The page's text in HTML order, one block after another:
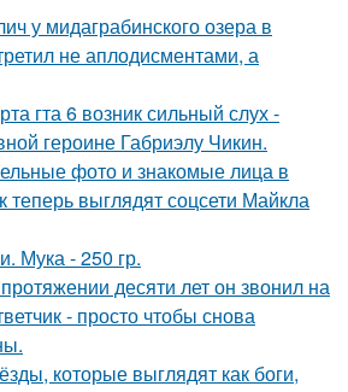
у мидаграбинского озера в
не аплодисментами, а
гта 6 возник сильный слух -
героине Габриэлу Чикин.
фото и знакомые лица в
теперь выглядят соцсети Майкла
Мука - 250 гр.
десяти лет он звонил на
- просто чтобы снова
которые выглядят как боги,